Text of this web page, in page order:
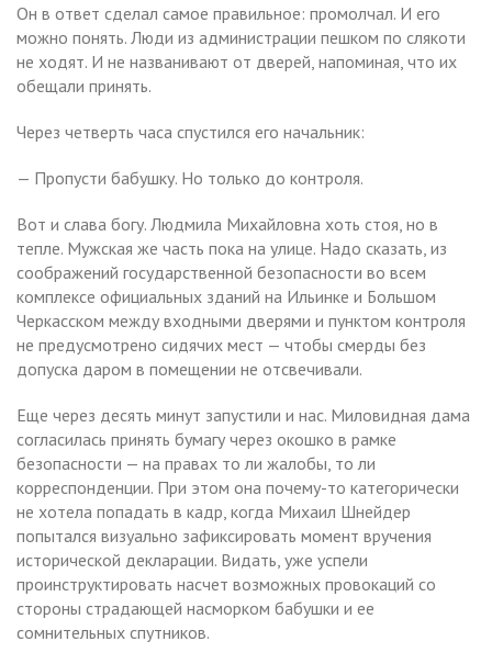
Он в ответ сделал самое правильное: промолчал. И его
можно понять. Люди из администрации пешком по слякоти
не ходят. И не названивают от дверей, напоминая, что их
обещали принять.
Через четверть часа спустился его начальник:
— Пропусти бабушку. Но только до контроля.
Вот и слава богу. Людмила Михайловна хоть стоя, но в
тепле. Мужская же часть пока на улице. Надо сказать, из
соображений государственной безопасности во всем
комплексе официальных зданий на Ильинке и Большом
Черкасском между входными дверями и пунктом контроля
не предусмотрено сидячих мест — чтобы смерды без
допуска даром в помещении не отсвечивали.
Еще через десять минут запустили и нас. Миловидная дама
согласилась принять бумагу через окошко в рамке
безопасности — на правах то ли жалобы, то ли
корреспонденции. При этом она почему-то категорически
не хотела попадать в кадр, когда Михаил Шнейдер
попытался визуально зафиксировать момент вручения
исторической декларации. Видать, уже успели
проинструктировать насчет возможных провокаций со
стороны страдающей насморком бабушки и ее
сомнительных спутников.